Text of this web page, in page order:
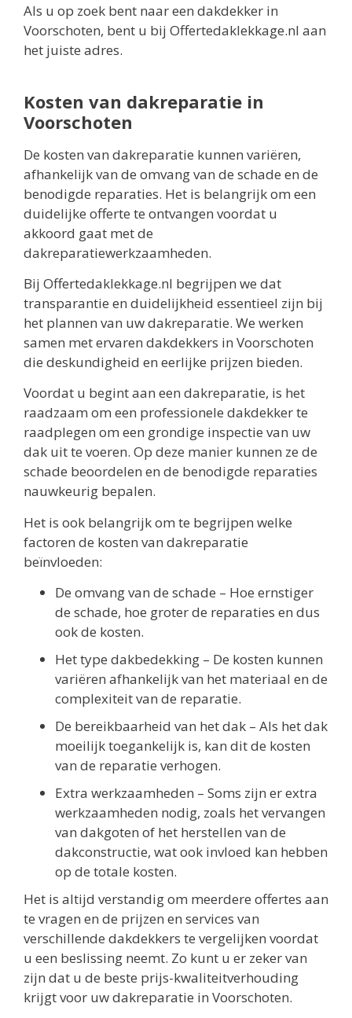
Als u op zoek bent naar een dakdekker in
Voorschoten, bent u bij Offertedaklekkage.nl aan
het juiste adres.
Kosten van dakreparatie in
Voorschoten
De kosten van dakreparatie kunnen variëren,
afhankelijk van de omvang van de schade en de
benodigde reparaties. Het is belangrijk om een
duidelijke offerte te ontvangen voordat u
akkoord gaat met de
dakreparatiewerkzaamheden.
Bij Offertedaklekkage.nl begrijpen we dat
transparantie en duidelijkheid essentieel zijn bij
het plannen van uw dakreparatie. We werken
samen met ervaren dakdekkers in Voorschoten
die deskundigheid en eerlijke prijzen bieden.
Voordat u begint aan een dakreparatie, is het
raadzaam om een professionele dakdekker te
raadplegen om een grondige inspectie van uw
dak uit te voeren. Op deze manier kunnen ze de
schade beoordelen en de benodigde reparaties
nauwkeurig bepalen.
Het is ook belangrijk om te begrijpen welke
factoren de kosten van dakreparatie
beïnvloeden:
De omvang van de schade – Hoe ernstiger
de schade, hoe groter de reparaties en dus
ook de kosten.
Het type dakbedekking – De kosten kunnen
variëren afhankelijk van het materiaal en de
complexiteit van de reparatie.
De bereikbaarheid van het dak – Als het dak
moeilijk toegankelijk is, kan dit de kosten
van de reparatie verhogen.
Extra werkzaamheden – Soms zijn er extra
werkzaamheden nodig, zoals het vervangen
van dakgoten of het herstellen van de
dakconstructie, wat ook invloed kan hebben
op de totale kosten.
Het is altijd verstandig om meerdere offertes aan
te vragen en de prijzen en services van
verschillende dakdekkers te vergelijken voordat
u een beslissing neemt. Zo kunt u er zeker van
zijn dat u de beste prijs-kwaliteitverhouding
krijgt voor uw dakreparatie in Voorschoten.